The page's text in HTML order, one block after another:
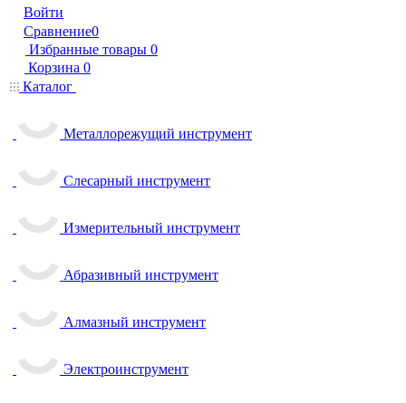
Войти
Сравнение0
Избранные товары 0
Корзина 0
Каталог
Металлорежущий инструмент
Слесарный инструмент
Измерительный инструмент
Абразивный инструмент
Алмазный инструмент
Электроинструмент